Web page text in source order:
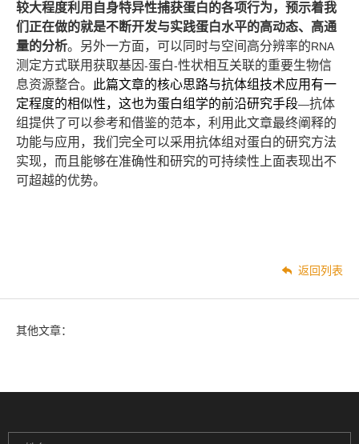
较大程度利用自身特异性捕获蛋白的各项行为，预示着我
们正在做的就是不断开发与实践蛋白水平的高动态、高通
量的分析。 另外一方面，可以同时与空间高分辨率的RNA
测定方式联用获取基因-蛋白-性状相互关联的重要生物信
息资源整合。
此篇文章的核心思路与抗体组技术应用有一
定程度的相似性，这也为蛋白组学的前沿研究手段—抗体
组提供了可以参考和借鉴的范本，利用此文章最终阐释的
功能与应用，我们完全可以采用抗体组对蛋白的研究方法
实现，而且能够在准确性和研究的可持续性上面表现出不
可超越的优势。
返回列表
其他文章：